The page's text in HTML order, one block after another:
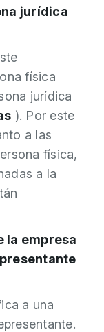
jurídica
física
jurídica
). Por este
a las
física,
a la
la empresa
a una